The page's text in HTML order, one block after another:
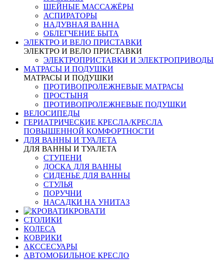
ШЕЙНЫЕ МАССАЖЁРЫ
АСПИРАТОРЫ
НАДУВНАЯ ВАННА
ОБЛЕГЧЕНИЕ БЫТА
ЭЛЕКТРО И ВЕЛО ПРИСТАВКИ
ЭЛЕКТРО И ВЕЛО ПРИСТАВКИ
ЭЛЕКТРОПРИСТАВКИ И ЭЛЕКТРОПРИВОДЫ
МАТРАСЫ И ПОДУШКИ
МАТРАСЫ И ПОДУШКИ
ПРОТИВОПРОЛЕЖНЕВЫЕ МАТРАСЫ
ПРОСТЫНЯ
ПРОТИВОПРОЛЕЖНЕВЫЕ ПОДУШКИ
ВЕЛОСИПЕДЫ
ГЕРИАТРИЧЕСКИЕ КРЕСЛА/КРЕСЛА
ПОВЫШЕННОЙ КОМФОРТНОСТИ
ДЛЯ ВАННЫ И ТУАЛЕТА
ДЛЯ ВАННЫ И ТУАЛЕТА
СТУПЕНИ
ДОСКА ДЛЯ ВАННЫ
СИДЕНЬЕ ДЛЯ ВАННЫ
СТУЛЬЯ
ПОРУЧНИ
НАСАДКИ НА УНИТАЗ
КРОВАТИ
СТОЛИКИ
КОЛЕСА
КОВРИКИ
АКССЕСУАРЫ
АВТОМОБИЛЬНОЕ КРЕСЛО